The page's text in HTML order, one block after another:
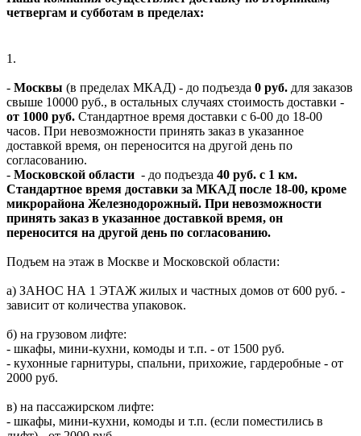
четвергам и субботам в пределах:
1.
- Москвы (в пределах МКАД) - до подъезда 0 руб. для заказов
свыше 10000 руб., в остальных случаях стоимость доставки -
от 1000 руб. Стандартное время доставки с 6-00 до 18-00
часов. При невозможности принять заказ в указанное
доставкой время, он переносится на другой день по
согласованию.
- Московской области - до подъезда 40 руб. с 1 км.
Стандартное время доставки за МКАД после 18-00, кроме
микрорайона Железнодорожный. При невозможности
принять заказ в указанное доставкой время, он
переносится на другой день по согласованию.
Подъем на этаж в Москве и Московской области:
а) ЗАНОС НА 1 ЭТАЖ жилых и частных домов от 600 руб. -
зависит от количества упаковок.
б) на грузовом лифте:
- шкафы, мини-кухни, комоды и т.п. - от 1500 руб.
- кухонные гарнитуры, спальни, прихожие, гардеробные - от
2000 руб.
в) на пассажирском лифте:
- шкафы, мини-кухни, комоды и т.п. (если поместились в